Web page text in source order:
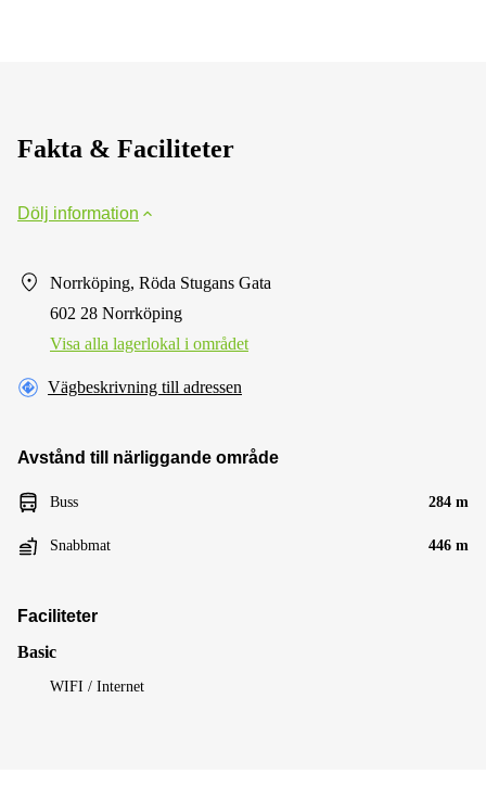
Fakta & Faciliteter
Dölj information
Norrköping, Röda Stugans Gata
602 28 Norrköping
Visa alla lagerlokal i området
Vägbeskrivning till adressen
Avstånd till närliggande område
Buss 284 m
Snabbmat 446 m
Faciliteter
Basic
WIFI / Internet